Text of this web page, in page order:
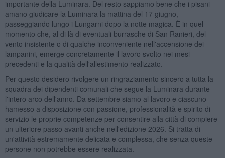
importante della Luminara. Del resto sappiamo bene che i pisani
amano giudicare la Luminara la mattina del 17 giugno,
passeggiando lungo i Lungarni dopo la notte magica. È in quel
momento che, al di là di eventuali burrasche di San Ranieri, del
vento insistente o di qualche inconveniente nell'accensione dei
lampanini, emerge concretamente il lavoro svolto nei mesi
precedenti e la qualità dell'allestimento realizzato.
Per questo desidero rivolgere un ringraziamento sincero a tutta la
squadra dei dipendenti comunali che segue la Luminara durante
l'intero arco dell'anno. Da settembre siamo al lavoro e ciascuno
hamesso a disposizione con passione, professionalità e spirito di
servizio le proprie competenze per consentire alla città di compiere
un ulteriore passo avanti anche nell'edizione 2026. Si tratta di
un'attività estremamente delicata e complessa, che senza queste
persone non potrebbe essere realizzata.